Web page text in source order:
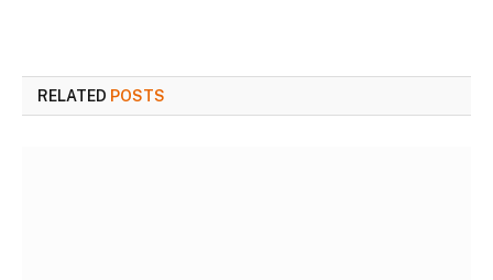
RELATED POSTS